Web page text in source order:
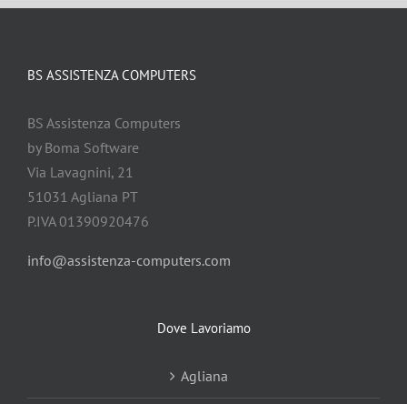
BS ASSISTENZA COMPUTERS
BS Assistenza Computers
by Boma Software
Via Lavagnini, 21
51031 Agliana PT
P.IVA 01390920476
info@assistenza-computers.com
Dove Lavoriamo
Agliana